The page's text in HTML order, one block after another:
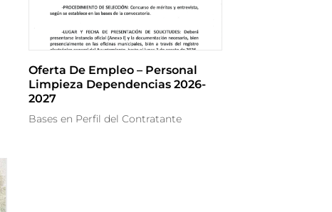
Oferta De Empleo – Personal
Limpieza Dependencias 2026-
2027
Bases en Perfil del Contratante